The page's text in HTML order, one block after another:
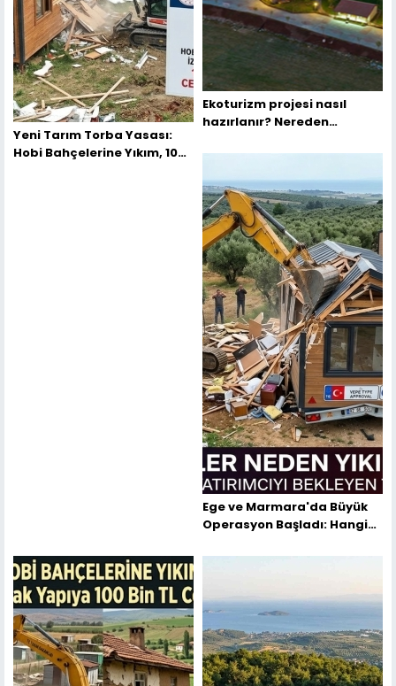
Yeni Tarım Torba Yasası:
Hobi Bahçelerine Yıkım, 100
Ekoturizm projesi nasıl
hazırlanır? Nereden
Ege ve Marmara'da Büyük
Operasyon Başladı: Hangi
Yıkılıyor?